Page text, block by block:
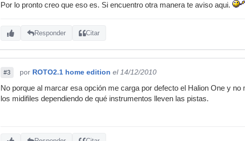
Por lo pronto creo que eso es. Si encuentro otra manera te aviso aqui.
Responder Citar
#3 por ROTO2.1 home edition el 14/12/2010
No porque al marcar esa opción me carga por defecto el Halion One y
los midifiles dependiendo de qué instrumentos lleven las pistas.